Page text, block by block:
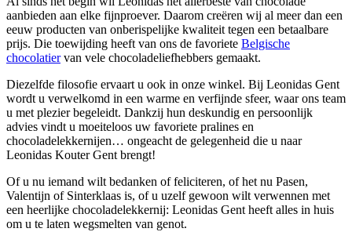
aanbieden aan elke fijnproever. Daarom creëren wij al meer dan een
eeuw producten van onberispelijke kwaliteit tegen een betaalbare
prijs. Die toewijding heeft van ons de favoriete Belgische
chocolatiervan vele chocoladeliefhebbers gemaakt.
Diezelfde filosofie ervaart u ook in onze winkel. Bij Leonidas Gent
wordt u verwelkomd in een warme en verfijnde sfeer, waar ons team
u met plezier begeleidt. Dankzij hun deskundig en persoonlijk
advies vindt u moeiteloos uw favoriete pralines en
chocoladelekkernijen… ongeacht de gelegenheid die u naar
Leonidas Kouter Gent brengt!
Of u nu iemand wilt bedanken of feliciteren, of het nu Pasen,
Valentijn of Sinterklaas is, of u uzelf gewoon wilt verwennen met
een heerlijke chocoladelekkernij: Leonidas Gent heeft alles in huis
om u te laten wegsmelten van genot.